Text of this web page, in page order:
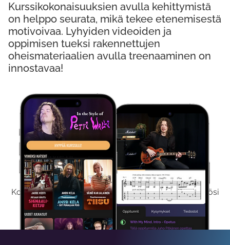
Kokeile Ilmaiseksi
Kokeilemalla ilmaiseksi saat koko sisältömme käyttöösi
viikon ajaksi.
Kurssikokonaisuuksien avulla kehittymistä
on helppo seurata, mikä tekee etenemisestä
motivoivaa. Lyhyiden videoiden ja
oppimisen tueksi rakennettujen
oheismateriaalien avulla treenaaminen on
innostavaa!